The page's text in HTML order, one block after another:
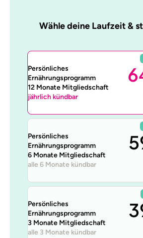
Wähle deine Laufzeit &
Persönliches
Ernährungsprogramm
12 Monate Mitgliedschaft
jährlich kündbar
Persönliches
Ernährungsprogramm
6 Monate Mitgliedschaft
alle 6 Monate kündbar
Persönliches
Ernährungsprogramm
3 Monate Mitgliedschaft
alle 3 Monate kündbar